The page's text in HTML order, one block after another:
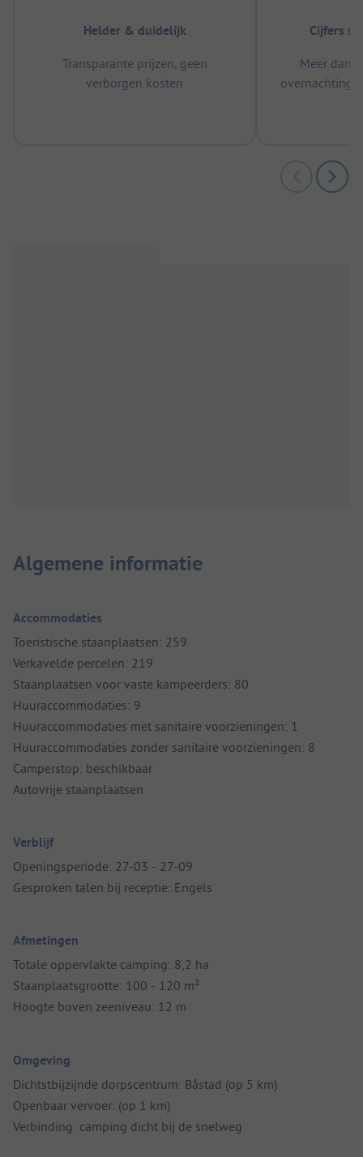
Helder & duidelijk
Transparante prijzen, geen
verborgen kosten
Cijfers
Meer dan
Algemene informatie
Accommodaties
Toeristische staanplaatsen: 259
Verkavelde percelen: 219
Staanplaatsen voor vaste kampeerders: 80
Huuraccommodaties: 9
Huuraccommodaties met sanitaire voorzieningen: 1
Huuraccommodaties zonder sanitaire voorzieningen: 8
Camperstop: beschikbaar
Autovrije staanplaatsen
Verblijf
Openingsperiode: 27-03 - 27-09
Gesproken talen bij receptie: Engels
Afmetingen
Totale oppervlakte camping: 8,2 ha
Staanplaatsgrootte: 100 - 120 m²
Hoogte boven zeeniveau: 12 m
Omgeving
Dichtstbijzijnde dorpscentrum: Båstad (op 5 km)
Openbaar vervoer: (op 1 km)
Verbinding: camping dicht bij de snelweg